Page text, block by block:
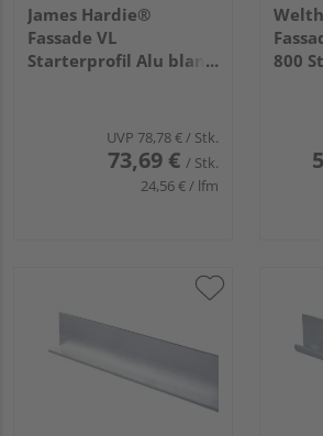
James Hardie®
Fassade VL
Starterprofil Alu blank
UVP 78,78 €/ Stk.
73,69 € / Stk.
24,56 € / lfm
800